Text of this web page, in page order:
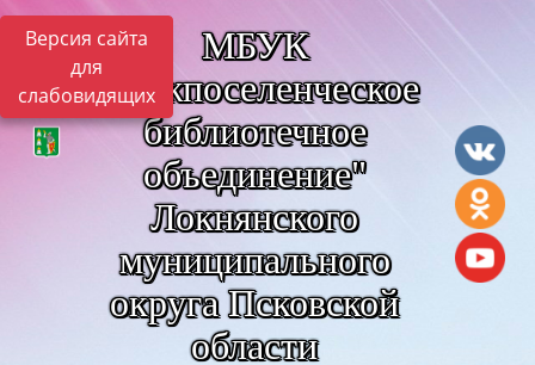
Версия сайта
для
слабовидящих
МБУК
"Межпоселенческое
библиотечное
объединение"
Локнянского
муниципального
округа Псковской
области